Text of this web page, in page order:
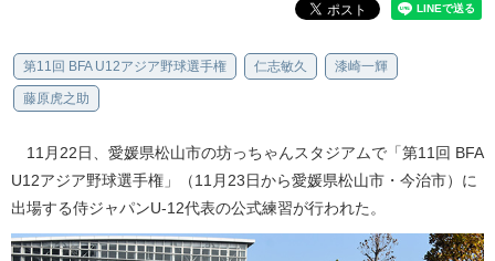
第11回 BFA U12アジア野球選手権 仁志敏久 漆崎一輝
藤原虎之助
11月22日、愛媛県松山市の坊っちゃんスタジアムで「第11回 BFA
U12アジア野球選手権」（11月23日から愛媛県松山市・今治市）に
出場する侍ジャパンU-12代表の公式練習が行われた。